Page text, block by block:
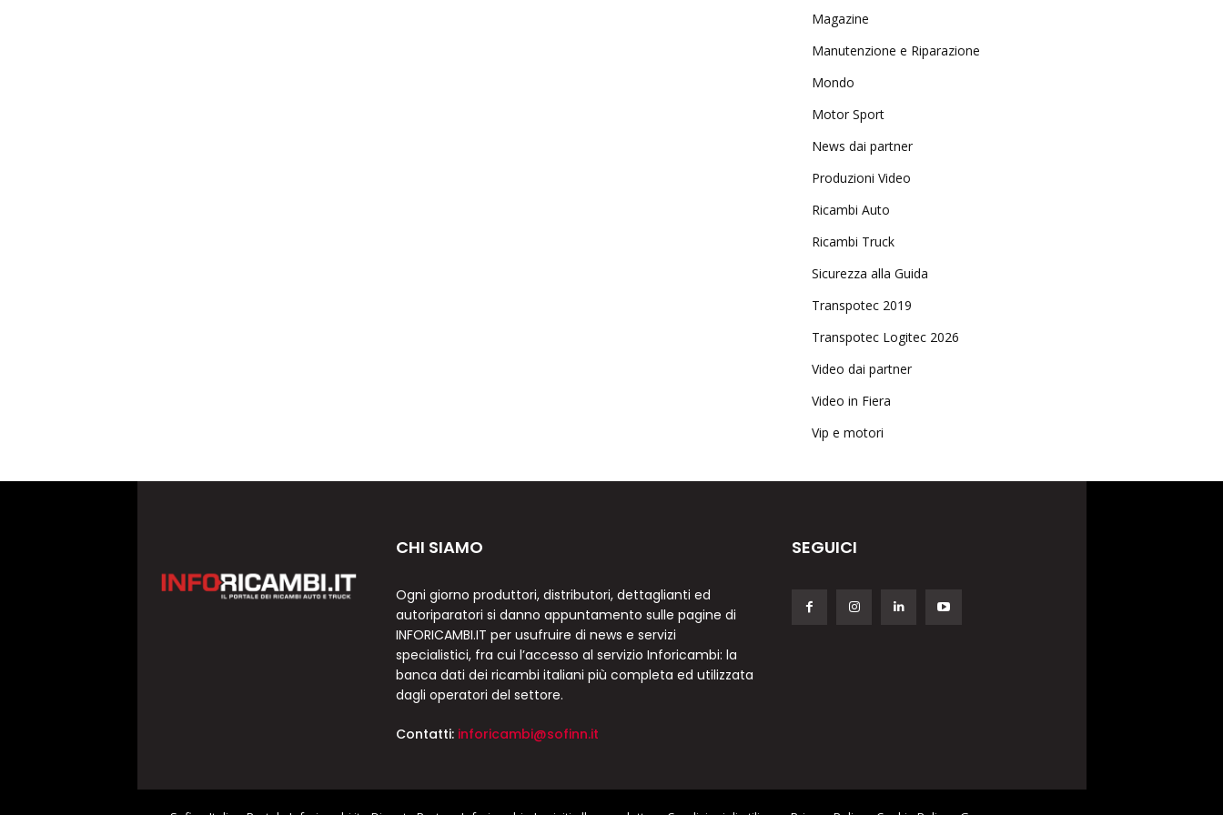
Magazine
Manutenzione e Riparazione
Mondo
Motor Sport
News dai partner
Produzioni Video
Ricambi Auto
Ricambi Truck
Sicurezza alla Guida
Transpotec 2019
Transpotec Logitec 2026
Video dai partner
Video in Fiera
Vip e motori
CHI SIAMO
Ogni giorno produttori, distributori, dettaglianti ed
autoriparatori si danno appuntamento sulle pagine di
INFORICAMBI.IT per usufruire di news e servizi
specialistici, fra cui l’accesso al servizio Inforicambi: la
banca dati dei ricambi italiani più completa ed utilizzata
dagli operatori del settore.
Contatti: inforicambi@sofinn.it
SEGUICI